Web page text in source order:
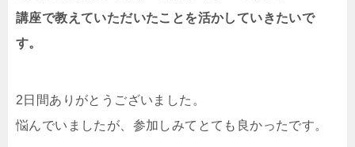
講座で教えていただいたことを活かしていきたいで
す。
2日間ありがとうございました。
悩んでいましたが、参加しみてとても良かったです。